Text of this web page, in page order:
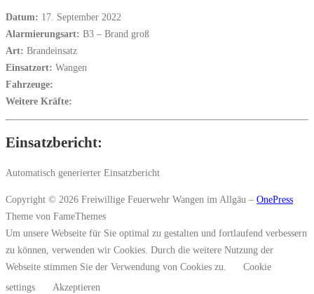
Datum: 17. September 2022
Alarmierungsart: B3 – Brand groß
Art: Brandeinsatz
Einsatzort: Wangen
Fahrzeuge:
Weitere Kräfte:
Einsatzbericht:
Automatisch generierter Einsatzbericht
Copyright © 2026 Freiwillige Feuerwehr Wangen im Allgäu – OnePress
Theme von FameThemes
Um unsere Webseite für Sie optimal zu gestalten und fortlaufend verbessern
zu können, verwenden wir Cookies. Durch die weitere Nutzung der
Webseite stimmen Sie der Verwendung von Cookies zu.
Cookie
settings
Akzeptieren